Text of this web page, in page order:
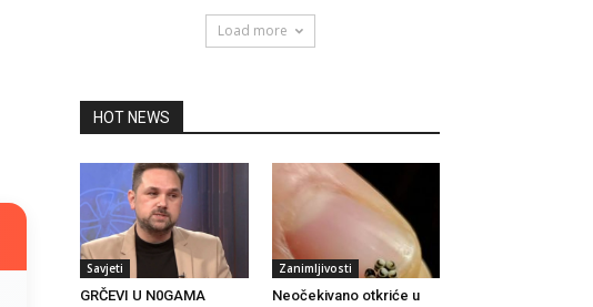
Load more
HOT NEWS
Savjeti
GRČEVI U N0GAMA
Zanimljivosti
Neočekivano otkriće u